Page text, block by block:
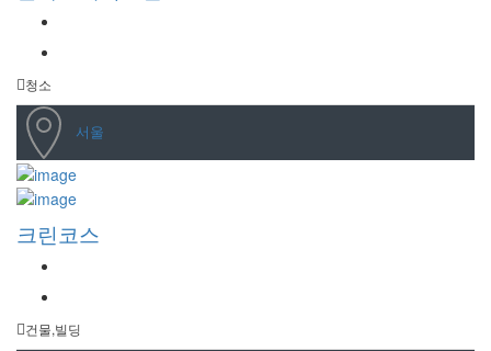
청소
서울
크린코스
건물,빌딩